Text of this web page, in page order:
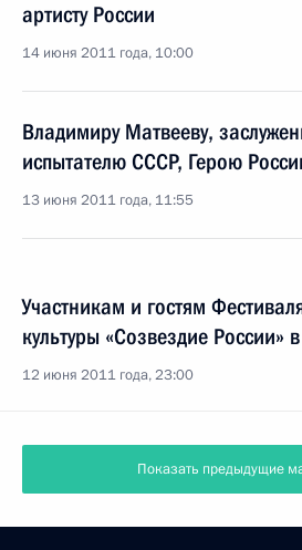
артисту России
14 июня 2011 года, 10:00
Владимиру Матвееву,
испытателю СССР, Герою
13 июня 2011 года, 11:55
Участникам и гостям
культуры «Созвездие России»
12 июня 2011 года, 23:00
Показать предыдущие